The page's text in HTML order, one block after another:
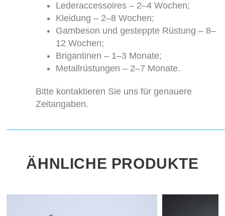
Lederaccessoires – 2–4 Wochen;
Kleidung – 2–8 Wochen;
Gambeson und gesteppte Rüstung – 8–
12 Wochen;
Brigantinen – 1–3 Monate;
Metallrüstungen – 2–7 Monate.
Bitte kontaktieren Sie uns für genauere
Zeitangaben.
ÄHNLICHE PRODUKTE